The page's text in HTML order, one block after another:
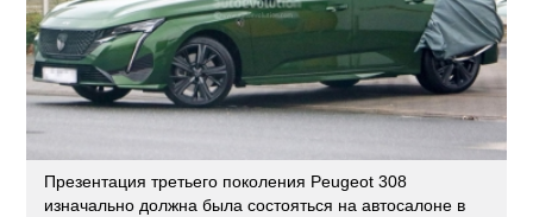
Презентация третьего поколения Peugeot 308
изначально должна была состояться на автосалоне в